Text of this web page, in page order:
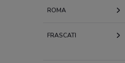
ROMA
FRASCATI